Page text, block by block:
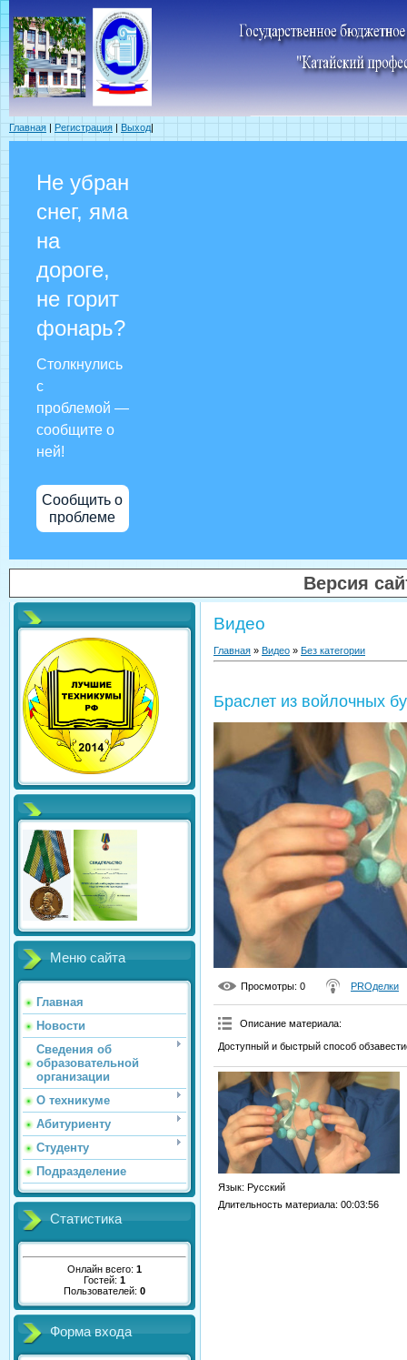
Главная | Регистрация | Выход|
Не убран
снег, яма
на
дороге,
не горит
фонарь?
Столкнулись
с
проблемой —
сообщите о
ней!
Сообщить о
проблеме
Версия
Меню сайта
Главная
Новости
Сведения об
образовательной
организации
О техникуме
Абитуриенту
Студенту
Подразделение
Статистика
Онлайн всего: 1
Гостей: 1
Пользователей: 0
Форма входа
Видео
Главная » Видео » Без категории
Браслет из войлочных
Просмотры: 0 PROделки
Описание материала:
Доступный и быстрый способ
Язык: Русский
Длительность материала: 00:03:56